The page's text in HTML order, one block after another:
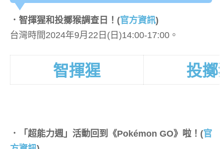
．智揮猩和投擲猴調查日！ (官方資訊)
台灣時間2024年9月22日(日)14:00-17:00。
智揮猩 投擲
．「超能力週」活動回到《Pokémon GO》啦！ (官